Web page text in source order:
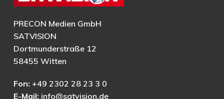
PRECON Medien GmbH
SATVISION
Dortmunderstraße 12
58455 Witten
Fon: +49 2302 28 23 3 0
E-Mail: info@satvision.de